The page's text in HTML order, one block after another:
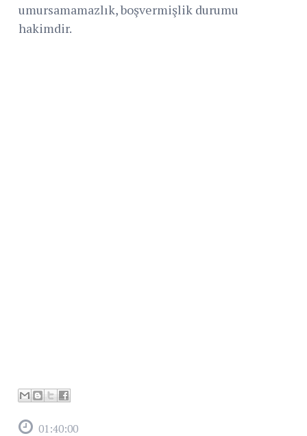
umursamamazlık, boşvermişlik durumu
hakimdir.
01:40:00